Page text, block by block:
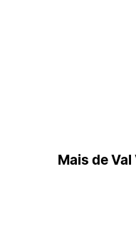
Mais de Val